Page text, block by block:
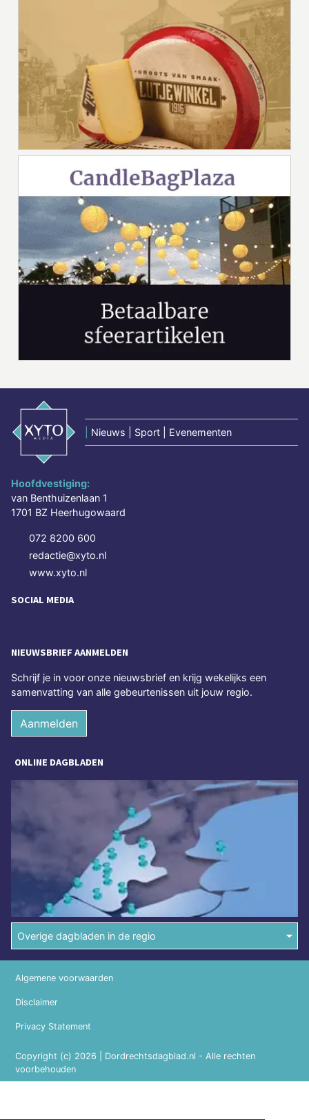
Nieuws | Sport | Evenementen
Hoofdvestiging:
van Benthuizenlaan 1
1701 BZ Heerhugowaard
072 8200 600
redactie@xyto.nl
www.xyto.nl
SOCIAL MEDIA
NIEUWSBRIEF AANMELDEN
Schrijf je in voor onze nieuwsbrief en krijg wekelijks een
samenvatting van alle gebeurtenissen uit jouw regio.
Aanmelden
ONLINE DAGBLADEN
Overige dagbladen in de regio
Copyright (c) 2026 | Dordrechtsdagblad.nl - Alle rechten
voorbehouden
Algemene voorwaarden
Disclaimer
Privacy Statement